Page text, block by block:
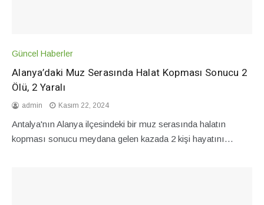
Güncel Haberler
Alanya’daki Muz Serasında Halat Kopması Sonucu 2
Ölü, 2 Yaralı
admin Kasım 22, 2024
Antalya'nın Alanya ilçesindeki bir muz serasında halatın
kopması sonucu meydana gelen kazada 2 kişi hayatını…